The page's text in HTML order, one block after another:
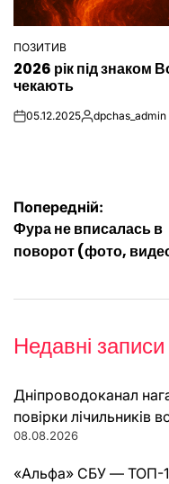
ОПУБЛІКУВАТИ
У
ПОЗИТИВ
2026 рік під знаком
чекають
on05.12.2025Опубліковано
dpchas_admin
Навігація
записів
Попередній:
Фура не вписалась в
поворот (фото,
Недавні записи
Дніпроводоканал
повірки лічильників
08.08.2026
«Альфа» СБУ — ТОП-1